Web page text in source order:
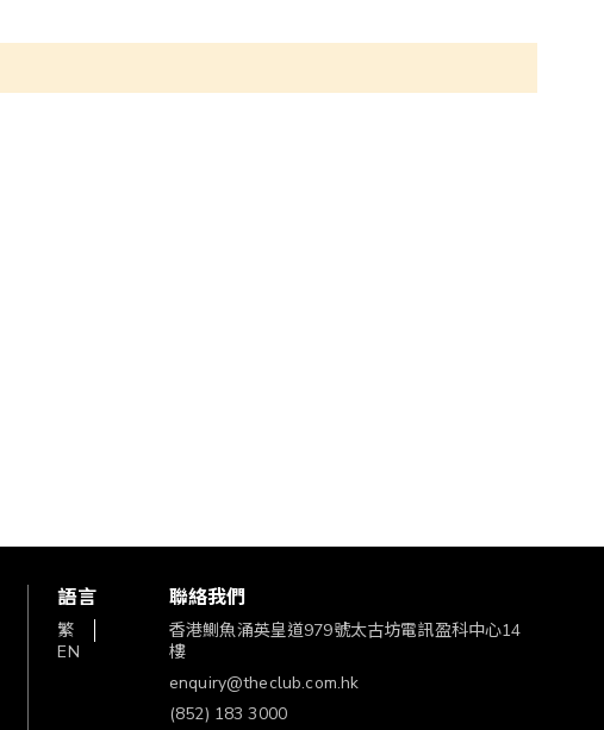
語言
繁
EN
聯絡我們
香港鰂魚涌英皇道979號太古坊電訊盈科中心14
樓
enquiry@theclub.com.hk
(852) 183 3000